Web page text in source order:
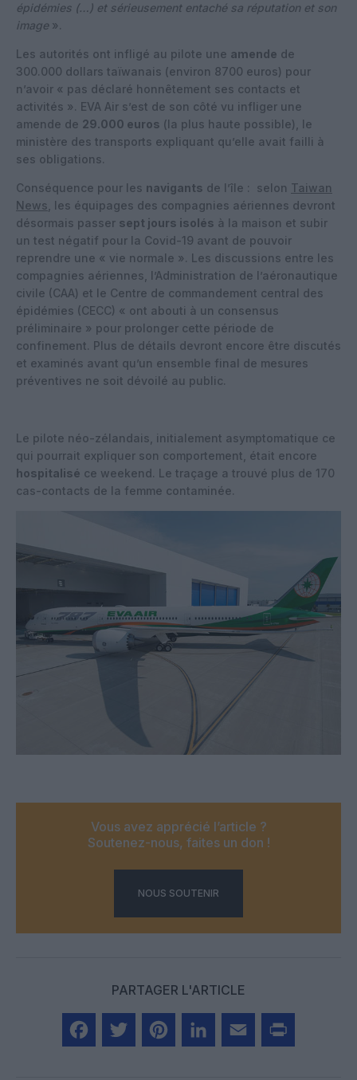
épidémies (…) et sérieusement entaché sa réputation et son
image ».
Les autorités ont infligé au pilote une amende de
300.000 dollars taïwanais (environ 8700 euros) pour
n’avoir « pas déclaré honnêtement ses contacts et
activités ». EVA Air s’est de son côté vu infliger une
amende de 29.000 euros (la plus haute possible), le
ministère des transports expliquant qu’elle avait failli à
ses obligations.
Conséquence pour les navigants de l’île : selon Taiwan
News , les équipages des compagnies aériennes devront
désormais passer sept jours isolés à la maison et subir
un test négatif pour la Covid-19 avant de pouvoir
reprendre une « vie normale ». Les discussions entre les
compagnies aériennes, l’Administration de l’aéronautique
civile (CAA) et le Centre de commandement central des
épidémies (CECC) « ont abouti à un consensus
préliminaire » pour prolonger cette période de
confinement. Plus de détails devront encore être discutés
et examinés avant qu’un ensemble final de mesures
préventives ne soit dévoilé au public.
Le pilote néo-zélandais, initialement asymptomatique ce
qui pourrait expliquer son comportement, était encore
hospitalisé ce weekend. Le traçage a trouvé plus de 170
cas-contacts de la femme contaminée.
Vous avez apprécié l’article ?
Soutenez-nous, faites un don !
NOUS SOUTENIR
PARTAGER L'ARTICLE